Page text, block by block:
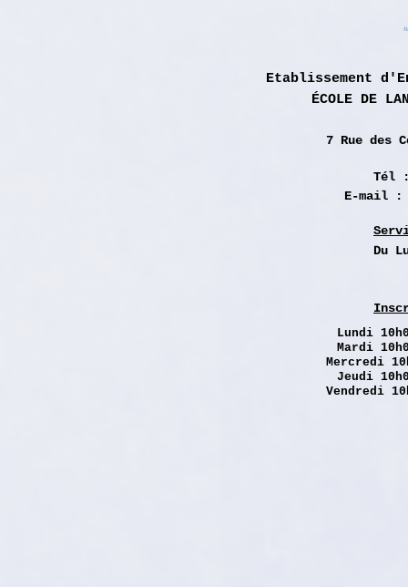
Etablissement
ÉCOLE DE
7 Rue des
Tél
E-mail
Du
Lundi
Mardi
Mercredi
Jeudi
Vendredi